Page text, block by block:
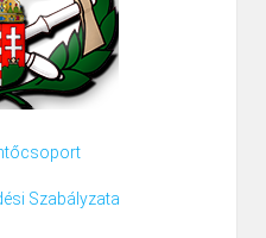
Szabályzata